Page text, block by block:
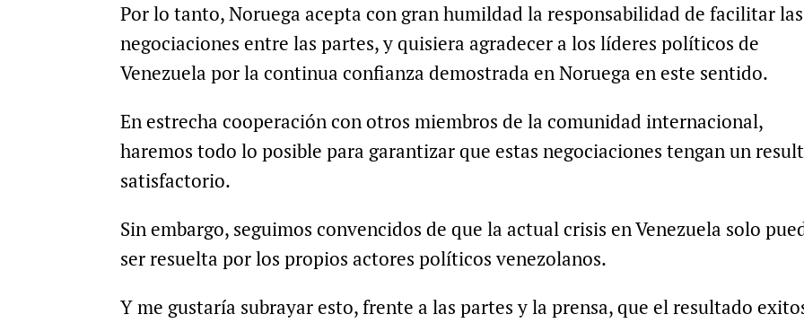
Por lo tanto, Noruega acepta con gran humildad la responsabilidad de facilitar las
negociaciones entre las partes, y quisiera agradecer a los líderes políticos de
Venezuela por la continua confianza demostrada en Noruega en este sentido.
En estrecha cooperación con otros miembros de la comunidad internacional,
haremos todo lo posible para garantizar que estas negociaciones tengan un
satisfactorio.
Sin embargo, seguimos convencidos de que la actual crisis en Venezuela solo
ser resuelta por los propios actores políticos venezolanos.
Y me gustaría subrayar esto, frente a las partes y la prensa, que el resultado